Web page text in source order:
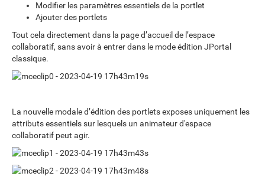
Modifier les paramètres essentiels de la portlet
Ajouter des portlets
Tout cela directement dans la page d’accueil de l’espace
collaboratif, sans avoir à entrer dans le mode édition JPortal
classique.
La nouvelle modale d’édition des portlets exposes uniquement les
attributs essentiels sur lesquels un animateur d'espace
collaboratif peut agir.